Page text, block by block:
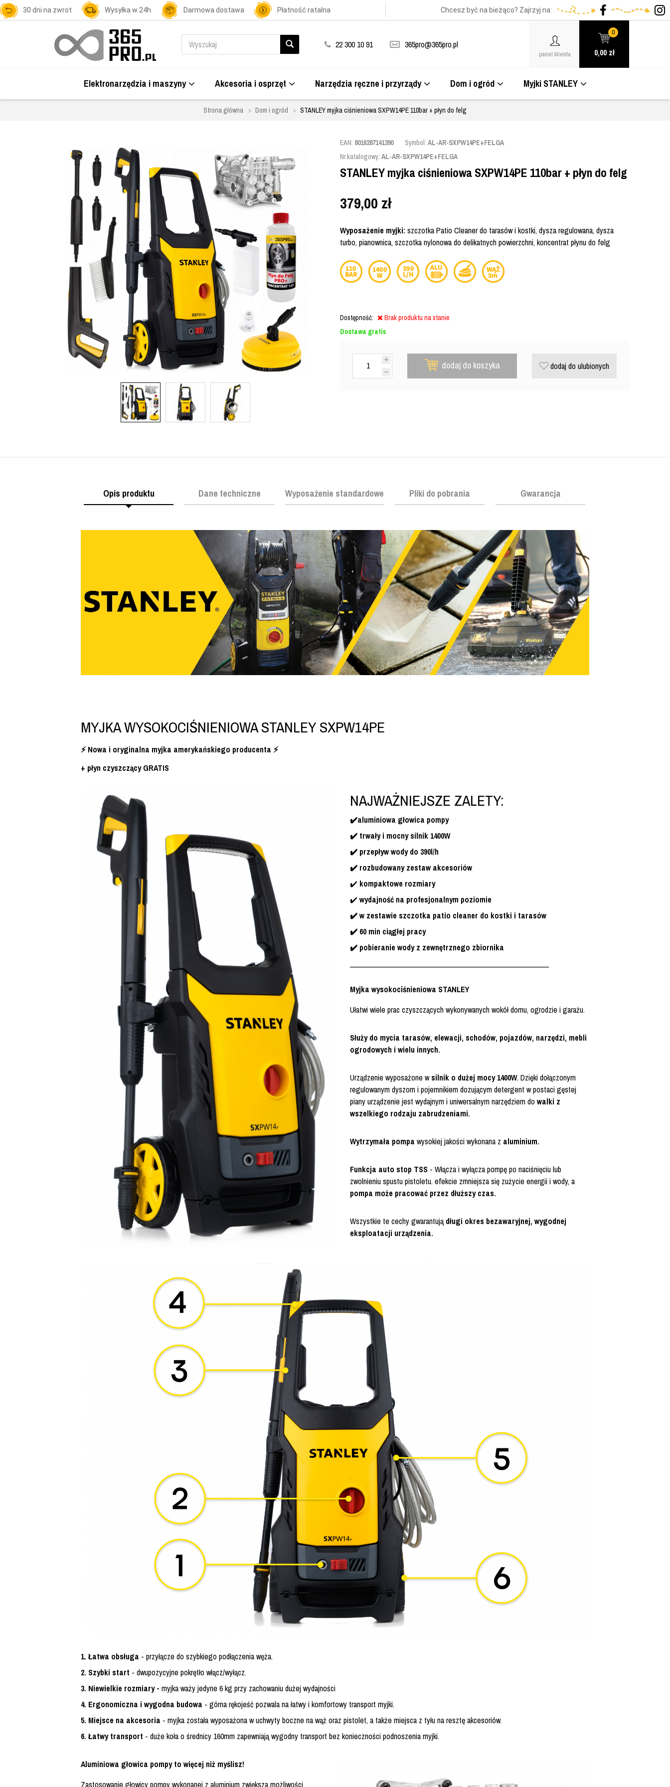
30 dni na zwrot Wysyłka w 24h Darmowa dostawa Płatność ratalna Chcesz być na bieżąco? Zajrzyj na:
22 300 10 91 365pro@365pro.pl
panel klienta
0
0,00 zł
Elektronarzędzia i maszyny Akcesoria i osprzęt Narzędzia ręczne i przyrządy Dom i ogród Myjki STANLEY
Strona główna Dom i ogród STANLEY myjka ciśnieniowa SXPW14PE 110bar + płyn do felg
EAN: 8016287141390 Symbol: AL-AR-SXPW14PE+FELGA
Nr.katalogowy: AL-AR-SXPW14PE+FELGA
STANLEY myjka ciśnieniowa SXPW14PE 110bar + płyn do felg
379,00 zł
Wyposażenie myjki: szczotka Patio Cleaner do tarasów i kostki, dysza regulowana, dysza
turbo, pianownica, szczotka nylonowa do delikatnych powierzchni, koncentrat płynu do felg
Dostępność:
Brak produktu na stanie
Dostawa gratis
dodaj do koszyka dodaj do ulubionych
Opis produktu Dane techniczne Wyposażenie standardowe Pliki do pobrania Gwarancja
MYJKA WYSOKOCIŚNIENIOWA STANLEY SXPW14PE
⚡️ Nowa i oryginalna myjka amerykańskiego producenta ⚡️
+ płyn czyszczący GRATIS
NAJWAŻNIEJSZE ZALETY:
✔️aluminiowa głowica pompy
✔️ trwały i mocny silnik 1400W
✔️ przepływ wody do 390l/h
✔️ rozbudowany zestaw akcesoriów
✔️ kompaktowe rozmiary
✔️ wydajność na profesjonalnym poziomie
✔️ w zestawie szczotka patio cleaner do kostki i tarasów
✔️ 60 min ciągłej pracy
✔️ pobieranie wody z zewnętrznego zbiornika
Myjka wysokociśnieniowa STANLEY
Ułatwi wiele prac czyszczących wykonywanych wokół domu, ogrodzie i garażu.
Służy do mycia tarasów, elewacji, schodów, pojazdów, narzędzi, mebli
ogrodowych i wielu innych.
Urządzenie wyposażone wsilnik o dużej mocy 1400W. Dzięki dołączonym
regulowanym dyszom i pojemnikiem dozującym detergent w postaci gęstej
piany urządzenie jest wydajnym i uniwersalnym narzędziem do walki z
wszelkiego rodzaju zabrudzeniami.
Wytrzymała pompa wysokiej jakości wykonana z aluminium.
Funkcja auto stop TSS - Włącza i wyłącza pompę po naciśnięciu lub
zwolnieniu spustu pistoletu. efekcie zmniejsza się zużycie energii i wody, a
pompa może pracować przez dłuższy czas.
Wszystkie te cechy gwarantują długi okres bezawaryjnej, wygodnej
eksploatacji urządzenia.
1. Łatwa obsługa - przyłącze do szybkiego podłączenia węża.
2. Szybki start - dwupozycyjne pokrętło włącz/wyłącz.
3. Niewielkie rozmiary - myjka waży jedyne 6 kg przy zachowaniu dużej wydajności
4. Ergonomiczna i wygodna budowa - górna rękojeść pozwala na łatwy i komfortowy transport myjki.
5. Miejsce na akcesoria - myjka została wyposażona w uchwyty boczne na wąż oraz pistolet, a także miejsca z tyłu na resztę akcesoriów.
6. Łatwy transport - duże koła o średnicy 160mm zapewniają wygodny transport bez konieczności podnoszenia myjki.
Aluminiowa głowica pompy to więcej niż myślisz!
Zastosowanie głowicy pompy wykonanej z aluminium zwiększa możliwości